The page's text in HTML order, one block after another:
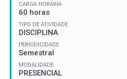
CARGA HORÁRIA
60 horas
TIPO DE ATIVIDADE
DISCIPLINA
PERIODICIDADE
Semestral
MODALIDADE
PRESENCIAL